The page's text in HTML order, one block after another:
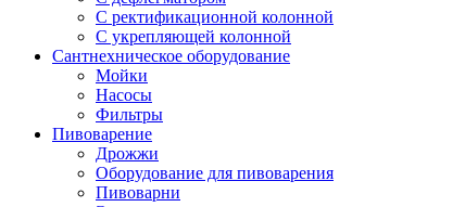
С ректификационной колонной
С укрепляющей колонной
Сантнехническое оборудование
Мойки
Насосы
Фильтры
Пивоварение
Дрожжи
Оборудование для пивоварения
Пивоварни